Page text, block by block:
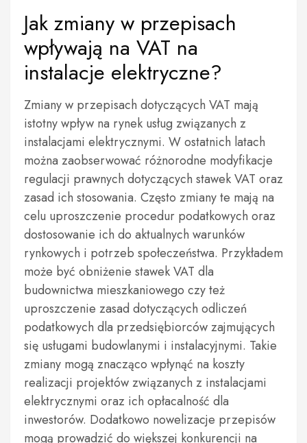
Jak zmiany w przepisach
wpływają na VAT na
instalacje elektryczne?
Zmiany w przepisach dotyczących VAT mają
istotny wpływ na rynek usług związanych z
instalacjami elektrycznymi. W ostatnich latach
można zaobserwować różnorodne modyfikacje
regulacji prawnych dotyczących stawek VAT oraz
zasad ich stosowania. Często zmiany te mają na
celu uproszczenie procedur podatkowych oraz
dostosowanie ich do aktualnych warunków
rynkowych i potrzeb społeczeństwa. Przykładem
może być obniżenie stawek VAT dla
budownictwa mieszkaniowego czy też
uproszczenie zasad dotyczących odliczeń
podatkowych dla przedsiębiorców zajmujących
się usługami budowlanymi i instalacyjnymi. Takie
zmiany mogą znacząco wpłynąć na koszty
realizacji projektów związanych z instalacjami
elektrycznymi oraz ich opłacalność dla
inwestorów. Dodatkowo nowelizacje przepisów
mogą prowadzić do większej konkurencji na